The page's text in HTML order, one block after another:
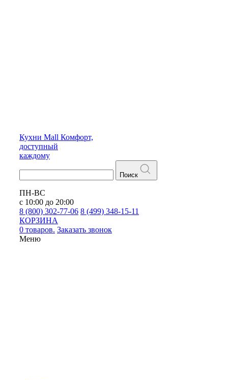
Кухни Mall Комфорт,
доступный
каждому
Поиск
ПН-ВС
с 10:00 до 20:00
8 (800) 302-77-06 8 (499) 348-15-11
КОРЗИНА
0 товаров. Заказать звонок
Меню